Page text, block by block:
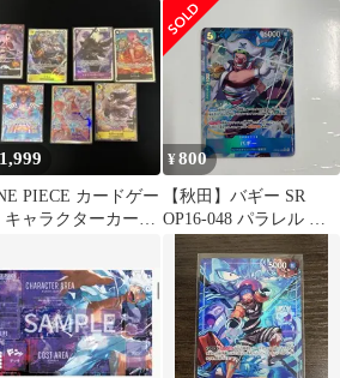
新たなる皇帝 ワ
ースカード
ト
1,999
PIECE カードゲー
キャラクターカード
¥800
【秋田】バギー SR
OP16-048 パラレル 決
戦の刻